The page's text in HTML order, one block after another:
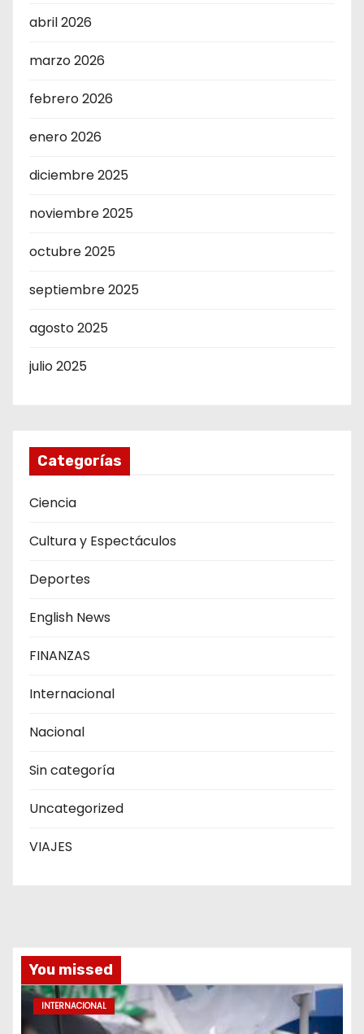
abril 2026
marzo 2026
febrero 2026
enero 2026
diciembre 2025
noviembre 2025
octubre 2025
septiembre 2025
agosto 2025
julio 2025
Categorías
Ciencia
Cultura y Espectáculos
Deportes
English News
FINANZAS
Internacional
Nacional
Sin categoría
Uncategorized
VIAJES
You missed
INTERNACIONAL